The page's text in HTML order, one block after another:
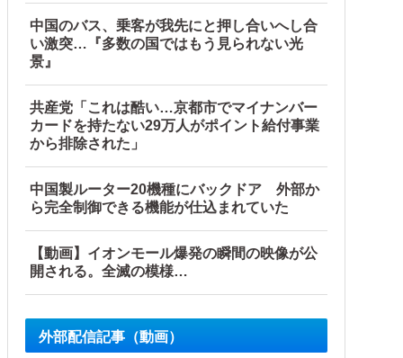
中国のバス、乗客が我先にと押し合いへし合
い激突…『多数の国ではもう見られない光
景』
共産党「これは酷い…京都市でマイナンバー
カードを持たない29万人がポイント給付事業
から排除された」
中国製ルーター20機種にバックドア 外部か
ら完全制御できる機能が仕込まれていた
【動画】イオンモール爆発の瞬間の映像が公
開される。全滅の模様…
外部配信記事（動画）